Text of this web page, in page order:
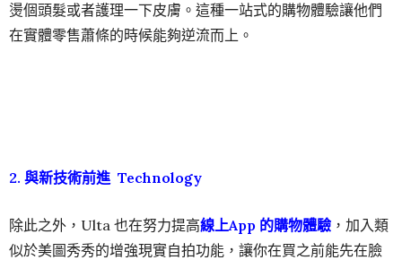
燙個頭髮或者護理一下皮膚。這種一站式的購物體驗讓他們
在實體零售蕭條的時候能夠逆流而上。
2. 與新技術前進 Technology
除此之外，Ulta 也在努力提高線上App 的購物體驗 ，加入類
似於美圖秀秀的增強現實自拍功能，讓你在買之前能先在臉